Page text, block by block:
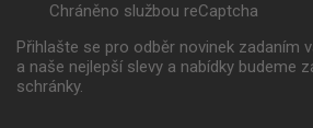
Chráněno službou reCaptcha
Přihlašte se pro odběr novinek zadaním
a naše nejlepší slevy a nabídky budeme
schránky.